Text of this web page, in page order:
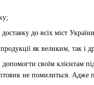
до всіх міст
як великим, так і
своїм клієнтам
не помилиться.